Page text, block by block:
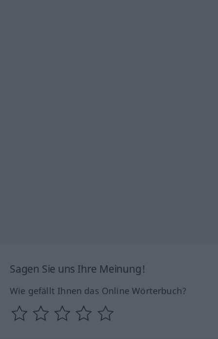
Sagen Sie uns Ihre Meinung!
Wie gefällt Ihnen das Online Wörterbuch?